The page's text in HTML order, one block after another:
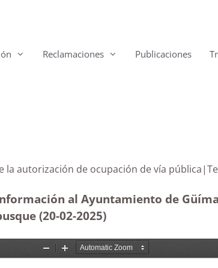
Reclamaciones Publicaciones
la autorización de ocupación de vía
al Ayuntamiento de
(20-02-2025)